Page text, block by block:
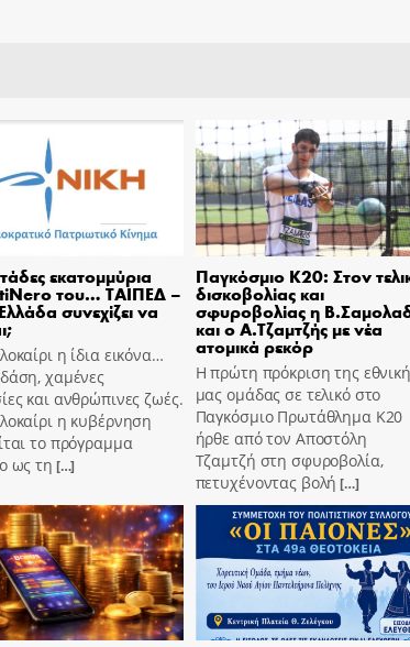
εκατομμύρια
του… ΤΑΙΠΕΔ –
συνεχίζει να
η ίδια εικόνα…
χαμένες
και ανθρώπινες ζωές.
η κυβέρνηση
το πρόγραμμα
ως τη […]
Παγκόσμιο Κ20: Στον
δισκοβολίας και
σφυροβολίας η
και ο Α.Τζαμτζής με νέα
ατομικά ρεκόρ
Η πρώτη πρόκριση της
μας ομάδας σε τελικό στο
Παγκόσμιο Πρωτάθλημα Κ20
ήρθε από τον Αποστόλη
Τζαμτζή στη σφυροβολία,
πετυχένοντας βολή […]